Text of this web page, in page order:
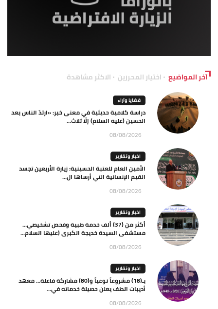
آخر المواضيع اختيار المحررين الاكثر مشاهدة
قضايا وآراء
دراسة كلامية حديثية في معنى خبر: «ارتدّ الناس بعد
الحسين (عليه السلام) إلّا ثلاث...
08/08/2026
اخبار وتقارير
الأمين العام للعتبة الحسينية: زيارة الأربعين تجسد
القيم الإنسانية التي أرساها ال...
08/08/2026
اخبار وتقارير
أكثر من (37) ألف خدمة طبية وفحص تشخيصي…
مستشفى السيدة خديجة الكبرى (عليها السلام...
08/08/2026
اخبار وتقارير
بـ(18) مشروعاً نوعياً و(80) مشاركة فاعلة… معهد
أديبات الطف يعلن حصيلة خدماته في...
08/08/2026